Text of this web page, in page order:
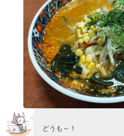
どうも～！